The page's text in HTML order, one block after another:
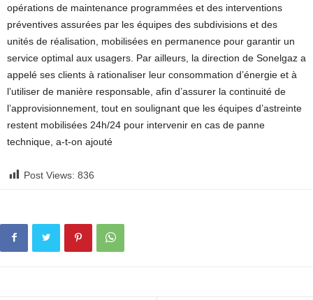
opérations de maintenance programmées et des interventions
préventives assurées par les équipes des subdivisions et des
unités de réalisation, mobilisées en permanence pour garantir un
service optimal aux usagers. Par ailleurs, la direction de Sonelgaz a
appelé ses clients à rationaliser leur consommation d’énergie et à
l’utiliser de manière responsable, afin d’assurer la continuité de
l’approvisionnement, tout en soulignant que les équipes d’astreinte
restent mobilisées 24h/24 pour intervenir en cas de panne
technique, a-t-on ajouté
Post Views: 836